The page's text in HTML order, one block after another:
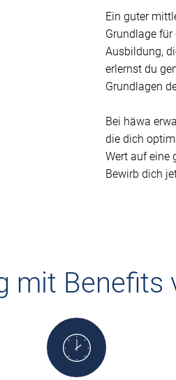
Ein guter
Grundlage
Ausbildung,
erlernst du
Grundlagen
Bei häwa
die dich
Wert auf eine
Bewirb dich
mit Benefits